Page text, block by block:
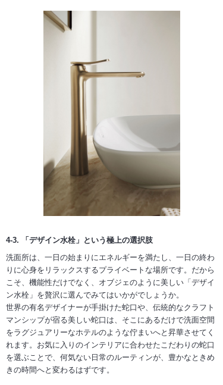
4-3. 「デザイン水栓」という極上の選択肢
洗面所は、一日の始まりにエネルギーを満たし、一日の終わ
りに心身をリラックスするプライベートな場所です。だから
こそ、機能性だけでなく、オブジェのように美しい「デザイ
ン水栓」を贅沢に選んでみてはいかがでしょうか。
世界の有名デザイナーが手掛けた蛇口や、伝統的なクラフト
マンシップが宿る美しい蛇口は、そこにあるだけで洗面空間
をラグジュアリーなホテルのような佇まいへと昇華させてく
れます。お気に入りのインテリアに合わせたこだわりの蛇口
を選ぶことで、何気ない日常のルーティンが、豊かなときめ
きの時間へと変わるはずです。